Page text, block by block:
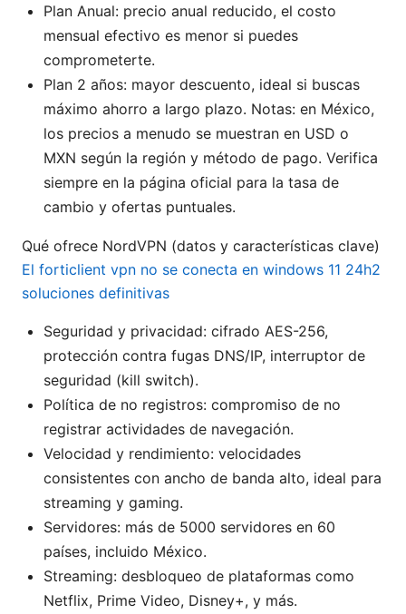
Plan Anual: precio anual reducido, el costo
mensual efectivo es menor si puedes
comprometerte.
Plan 2 años: mayor descuento, ideal si buscas
máximo ahorro a largo plazo. Notas: en México,
los precios a menudo se muestran en USD o
MXN según la región y método de pago. Verifica
siempre en la página oficial para la tasa de
cambio y ofertas puntuales.
Qué ofrece NordVPN (datos y características clave)
El forticlient vpn no se conecta en windows 11 24h2
soluciones definitivas
Seguridad y privacidad: cifrado AES-256,
protección contra fugas DNS/IP, interruptor de
seguridad (kill switch).
Política de no registros: compromiso de no
registrar actividades de navegación.
Velocidad y rendimiento: velocidades
consistentes con ancho de banda alto, ideal para
streaming y gaming.
Servidores: más de 5000 servidores en 60
países, incluido México.
Streaming: desbloqueo de plataformas como
Netflix, Prime Video, Disney+, y más.